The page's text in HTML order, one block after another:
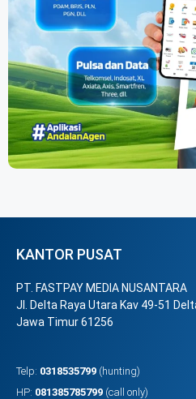
KANTOR PUSAT
PT. FASTPAY MEDIA NUSANTARA
Jl. Delta Raya Utara Kav 49-51
Jawa Timur 61256
Telp: 0318535799 (hunting)
HP: 081385785799 (call only)